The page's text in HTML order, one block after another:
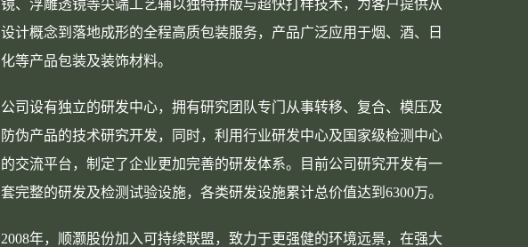
镜、浮雕透镜等尖端工艺辅以独特拼版与超快打样技术，为客户提供从
设计概念到落地成形的全程高质包装服务，产品广泛应用于烟、酒、日
化等产品包装及装饰材料。
公司设有独立的研发中心，拥有研究团队专门从事转移、复合、模压及
防伪产品的技术研究开发，同时，利用行业研发中心及国家级检测中心
的交流平台，制定了企业更加完善的研发体系。目前公司研究开发有一
套完整的研发及检测试验设施，各类研发设施累计总价值达到6300万。
2008年，顺灏股份加入可持续联盟，致力于更强健的环境远景，在强大